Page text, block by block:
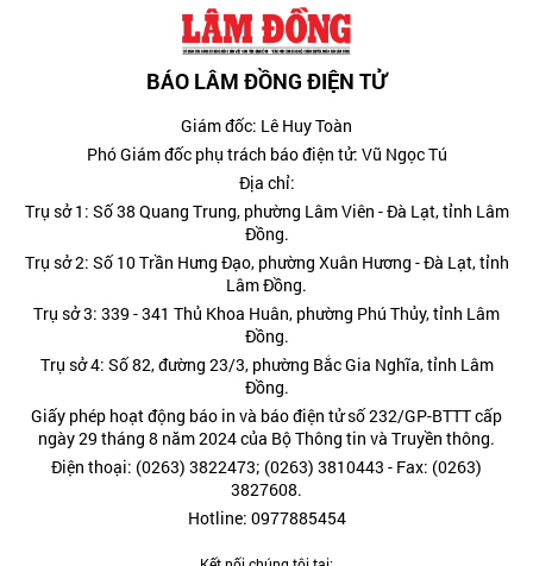
BÁO LÂM ĐỒNG ĐIỆN TỬ
Giám đốc: Lê Huy Toàn
Phó Giám đốc phụ trách báo điện tử: Vũ Ngọc Tú
Địa chỉ:
Trụ sở 1: Số 38 Quang Trung, phường Lâm Viên - Đà Lạt, tỉnh Lâm
Đồng.
Trụ sở 2: Số 10 Trần Hưng Đạo, phường Xuân Hương - Đà Lạt, tỉnh
Lâm Đồng.
Trụ sở 3: 339 - 341 Thủ Khoa Huân, phường Phú Thủy, tỉnh Lâm
Đồng.
Trụ sở 4: Số 82, đường 23/3, phường Bắc Gia Nghĩa, tỉnh Lâm
Đồng.
Giấy phép hoạt động báo in và báo điện tử số 232/GP-BTTT cấp
ngày 29 tháng 8 năm 2024 của Bộ Thông tin và Truyền thông.
Điện thoại: (0263) 3822473; (0263) 3810443 - Fax: (0263)
3827608.
Hotline: 0977885454